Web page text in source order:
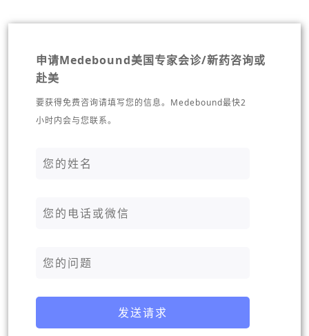
申请Medebound美国专家会诊/新药咨询或
赴美
要获得免费咨询请填写您的信息。Medebound最快2
小时内会与您联系。
发送请求